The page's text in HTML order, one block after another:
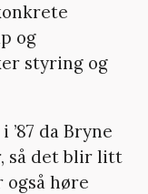
og
styring og
da Bryne
så det blir litt
høre